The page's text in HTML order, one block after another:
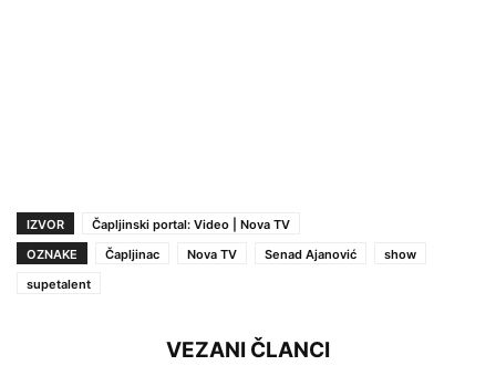
IZVOR
Čapljinski portal: Video | Nova TV
OZNAKE
Čapljinac Nova TV Senad Ajanović
show
supetalent
VEZANI ČLANCI